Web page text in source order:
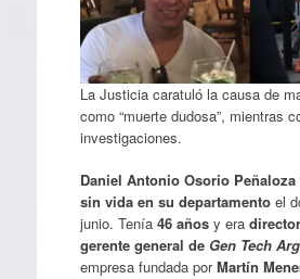
La Justicia caratuló la causa de
como “muerte dudosa”, mientras
investigaciones.
Daniel Antonio Osorio Peñaloza
sin vida en su departamentoel
junio. Tenía 46 añosy era
gerente general de Gen Tech
empresa fundada porMartín